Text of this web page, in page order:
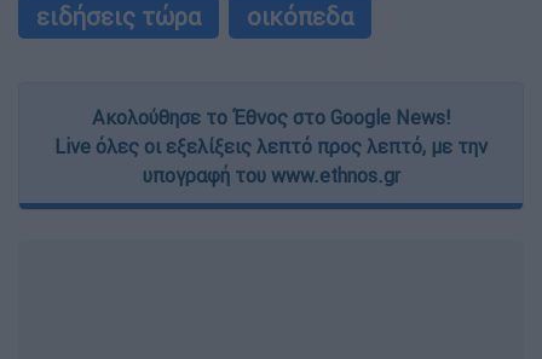
ειδήσεις τώρα
οικόπεδα
Ακολούθησε το Έθνος στο Google News!
Live όλες οι εξελίξεις λεπτό προς λεπτό, με την
υπογραφή του www.ethnos.gr